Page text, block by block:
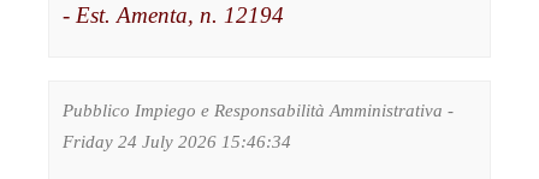
- Est. Amenta, n. 12194
Pubblico Impiego e Responsabilità Amministrativa -
Friday 24 July 2026 15:46:34